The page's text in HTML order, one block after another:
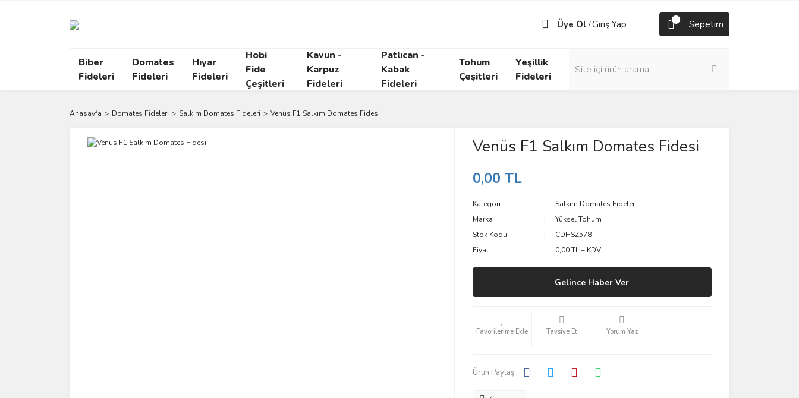
Üye Ol /Giriş Yap Sepetim
Biber
Fideleri
Domates
Fideleri
Hıyar
Fideleri
Hobi
Fide
Çeşitleri
Kavun -
Karpuz
Fideleri
Patlıcan -
Kabak
Fideleri
Tohum
Çeşitleri
Yeşillik
Fideleri
Anasayfa Domates Fideleri Salkım Domates Fideleri Venüs F1 Salkım Domates Fidesi
Venüs F1 Salkım Domates Fidesi
0,00 TL
Kategori
Salkım Domates Fideleri
Marka
Yüksel Tohum
Stok Kodu
CDHSZ578
Fiyat
0,00 TL + KDV
Gelince Haber Ver
Tavsiye Et Yorum Yaz
Ürün Paylaş :